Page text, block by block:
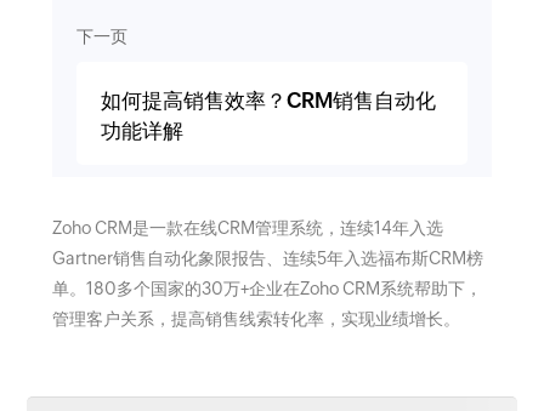
下一页
如何提高销售效率？CRM销售自动化
功能详解
Zoho CRM是一款在线CRM管理系统，连续14年入选
Gartner销售自动化象限报告、连续5年入选福布斯CRM榜
单。180多个国家的30万+企业在Zoho CRM系统帮助下，
管理客户关系，提高销售线索转化率，实现业绩增长。